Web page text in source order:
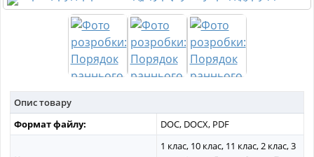
РІЗНІ МАТЕРІАЛИ
НОВИНИ
Опис товару
Формат файлу:
DOC, DOCX, PDF
1 клас, 10 клас, 11 клас, 2 клас, 3